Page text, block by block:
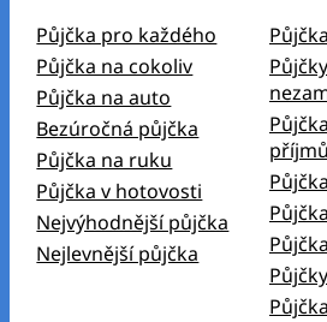
Půjčka pro každého
Půjčka na cokoliv
Půjčka na auto
Bezúročná půjčka
Půjčka na ruku
Půjčka v hotovosti
Nejvýhodnější půjčka
Nejlevnější půjčka
příjmů